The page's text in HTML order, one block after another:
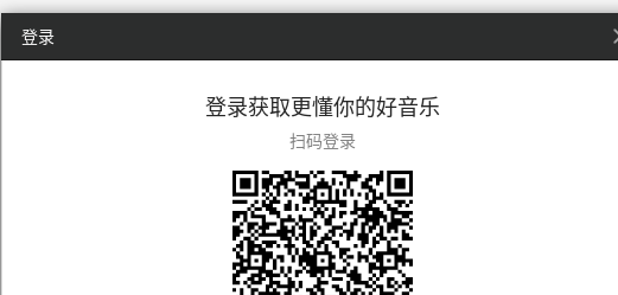
登录
登录获取更懂你的好音乐
扫码登录